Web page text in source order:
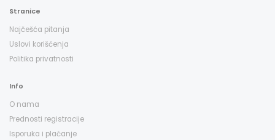
Stranice
Najčešća pitanja
Uslovi korišćenja
Politika privatnosti
Info
O nama
Prednosti registracije
Isporuka i plaćanje